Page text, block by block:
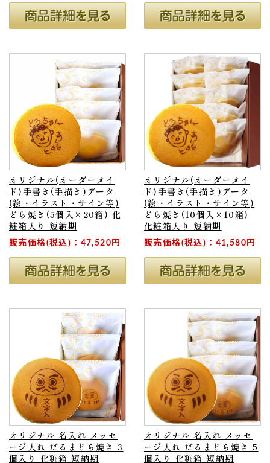
オリジナル(オーダーメイ
ド)手書き(手描き)データ
(絵・イラスト・サイン等)
どら焼き(5個入×20箱) 化
粧箱入り 短納期
販売価格(税込)：47,520円
オリジナル(オーダーメイ
ド)手書き(手描き)データ
(絵・イラスト・サイン等)
どら焼き(10個入×10箱)
化粧箱入り 短納期
販売価格(税込)：41,580円
オリジナル 名入れ メッセ
ージ入れ だるまどら焼き 3
個入り 化粧箱 短納期
オリジナル 名入れ メッセ
ージ入れ だるまどら焼き 5
個入り 化粧箱 短納期